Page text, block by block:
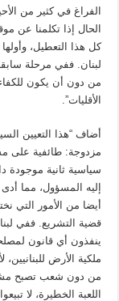
الفراغ في كثير من
الحال إذا تكلمنا عن
كل هذا التعطيل،
لبنان. ففي مرحلة
من دون أن يكون
الأقليات”.
أضاف “هذا التعيين
مزدوجة: طائفية على
سياسية ثانية موجودة
إليه المسؤول، مما
أيضا من الأمور التي
قضية التشريع. ففي
ينفذون أي قانون
ملكية الأرض
من دون شعب تصبح
اللعبة الخطيرة، لا